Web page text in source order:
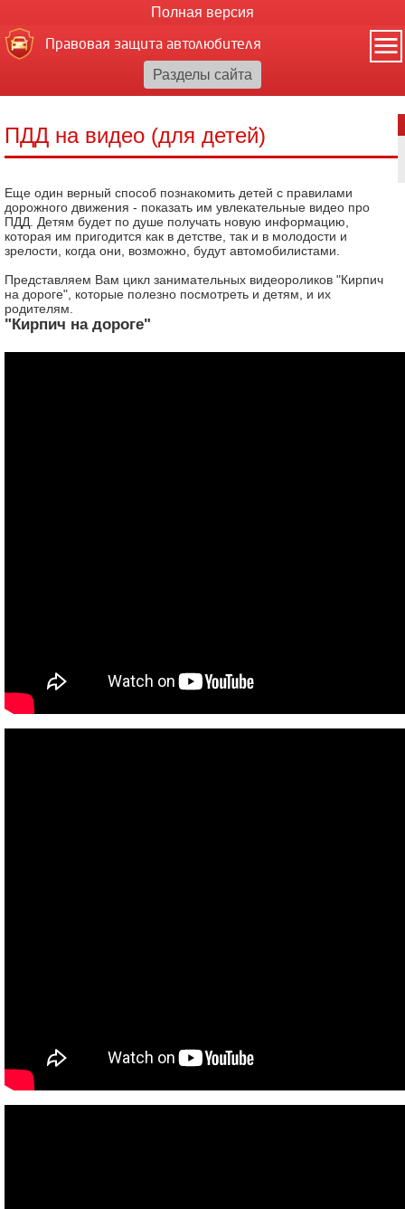
Полная версия
Правовая защита автолюбителя
ПДД на видео (для детей)
Еще один верный способ познакомить детей с правилами
дорожного движения - показать им увлекательные видео про
ПДД. Детям будет по душе получать новую информацию,
которая им пригодится как в детстве, так и в молодости и
зрелости, когда они, возможно, будут автомобилистами.
Представляем Вам цикл занимательных видеороликов "Кирпич
на дороге", которые полезно посмотреть и детям, и их
родителям.
"Кирпич на дороге"